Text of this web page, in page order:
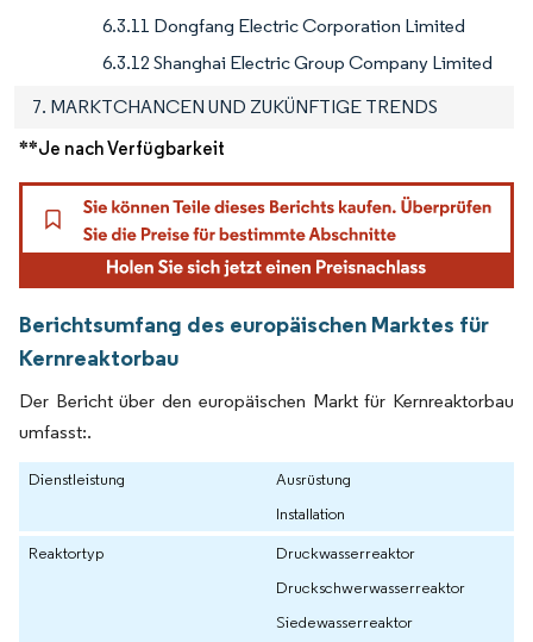
6.3.11 Dongfang Electric Corporation Limited
6.3.12 Shanghai Electric Group Company Limited
7. MARKTCHANCEN UND ZUKÜNFTIGE TRENDS
**Je nach Verfügbarkeit
Berichtsumfang des europäischen Marktes für
Kernreaktorbau
Der Bericht über den europäischen Markt für Kernreaktorbau
umfasst:.
Dienstleistung
Ausrüstung
Installation
Reaktortyp
Druckwasserreaktor
Druckschwerwasserreaktor
Siedewasserreaktor